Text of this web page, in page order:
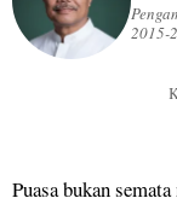
2015-
Puasa bukan